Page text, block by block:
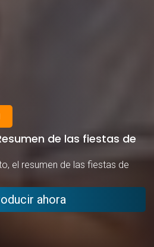
de las fiestas de
el resumen de las fiestas de
ahora